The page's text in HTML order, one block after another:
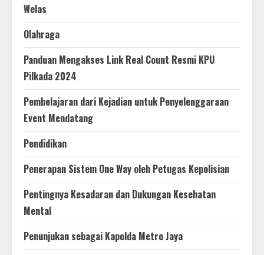
Welas
Olahraga
Panduan Mengakses Link Real Count Resmi KPU
Pilkada 2024
Pembelajaran dari Kejadian untuk Penyelenggaraan
Event Mendatang
Pendidikan
Penerapan Sistem One Way oleh Petugas Kepolisian
Pentingnya Kesadaran dan Dukungan Kesehatan
Mental
Penunjukan sebagai Kapolda Metro Jaya